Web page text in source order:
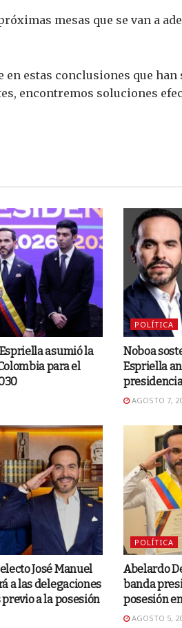
mesas que se van a
en estas conclusiones que
encontremos soluciones
asumió la
para el
POLÍTICA
Noboa
Espriella
AGOSTO 7,
José Manuel
a las delegaciones
a la posesión
POLÍTICA
Abelardo
banda
posesión
AGOSTO 5,